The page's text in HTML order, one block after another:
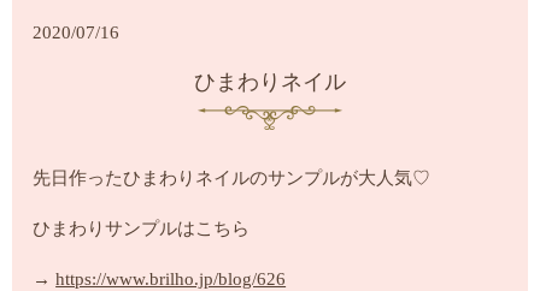
2020/07/16
ひまわりネイル
先日作ったひまわりネイルのサンプルが大人気♡
ひまわりサンプルはこちら
→https://www.brilho.jp/blog/626